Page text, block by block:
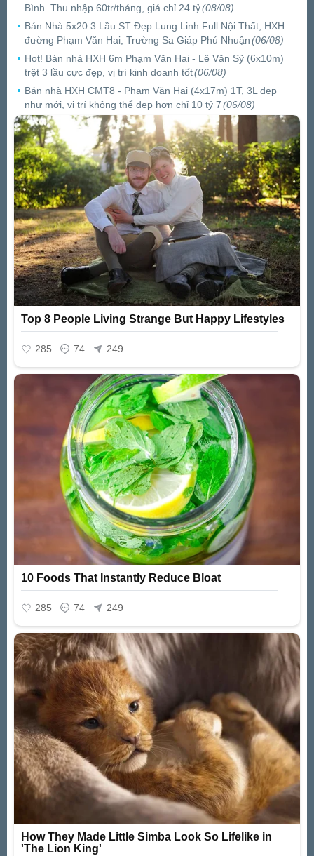
Bình. Thu nhập 60tr/tháng, giá chỉ 24 tỷ(08/08)
Bán Nhà 5x20 3 Lầu ST Đẹp Lung Linh Full Nội Thất, HXH
đường Phạm Văn Hai, Trường Sa Giáp Phú Nhuận(06/08)
Hot! Bán nhà HXH 6m Phạm Văn Hai - Lê Văn Sỹ (6x10m)
trệt 3 lầu cực đẹp, vị trí kinh doanh tốt(06/08)
Bán nhà HXH CMT8 - Phạm Văn Hai (4x17m) 1T, 3L đẹp
như mới, vị trí không thể đẹp hơn chỉ 10 tỷ 7(06/08)